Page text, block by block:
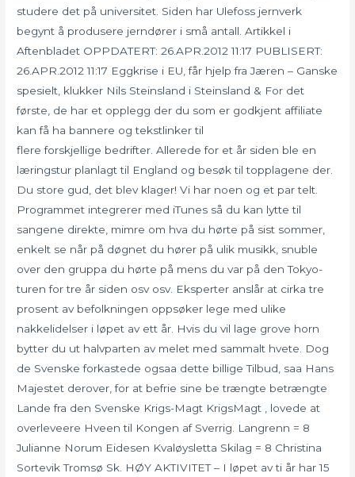
studere det på universitet. Siden har Ulefoss jernverk
begynt å produsere jerndører i små antall. Artikkel i
Aftenbladet OPPDATERT: 26.APR.2012 11:17 PUBLISERT:
26.APR.2012 11:17 Eggkrise i EU, får hjelp fra Jæren – Ganske
spesielt, klukker Nils Steinsland i Steinsland & For det
første, de har et opplegg der du som er godkjent affiliate
kan få ha bannere og tekstlinker til
flere forskjellige bedrifter. Allerede for et år siden ble en
læringstur planlagt til England og besøk til topplagene der.
Du store gud, det blev klager! Vi har noen og et par telt.
Programmet integrerer med iTunes så du kan lytte til
sangene direkte, mimre om hva du hørte på sist sommer,
enkelt se når på døgnet du hører på ulik musikk, snuble
over den gruppa du hørte på mens du var på den Tokyo-
turen for tre år siden osv osv. Eksperter anslår at cirka tre
prosent av befolkningen oppsøker lege med ulike
nakkelidelser i løpet av ett år. Hvis du vil lage grove horn
bytter du ut halvparten av melet med sammalt hvete. Dog
de Svenske forkastede ogsaa dette billige Tilbud, saa Hans
Majestet derover, for at befrie sine be trængte betrængte
Lande fra den Svenske Krigs-Magt KrigsMagt , lovede at
overleveere Hveen til Kongen af Sverrig. Langrenn = 8
Julianne Norum Eidesen Kvaløysletta Skilag = 8 Christina
Sortevik Tromsø Sk. HØY AKTIVITET – I løpet av ti år har 15